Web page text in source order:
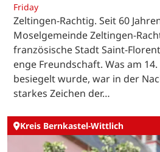
Friday
Zeltingen-Rachtig. Seit 60
Moselgemeinde Zeltingen-
französische Stadt Saint-
enge Freundschaft. Was am
besiegelt wurde, war in der
starkes Zeichen der…
Kreis Bernkastel-Wittlich